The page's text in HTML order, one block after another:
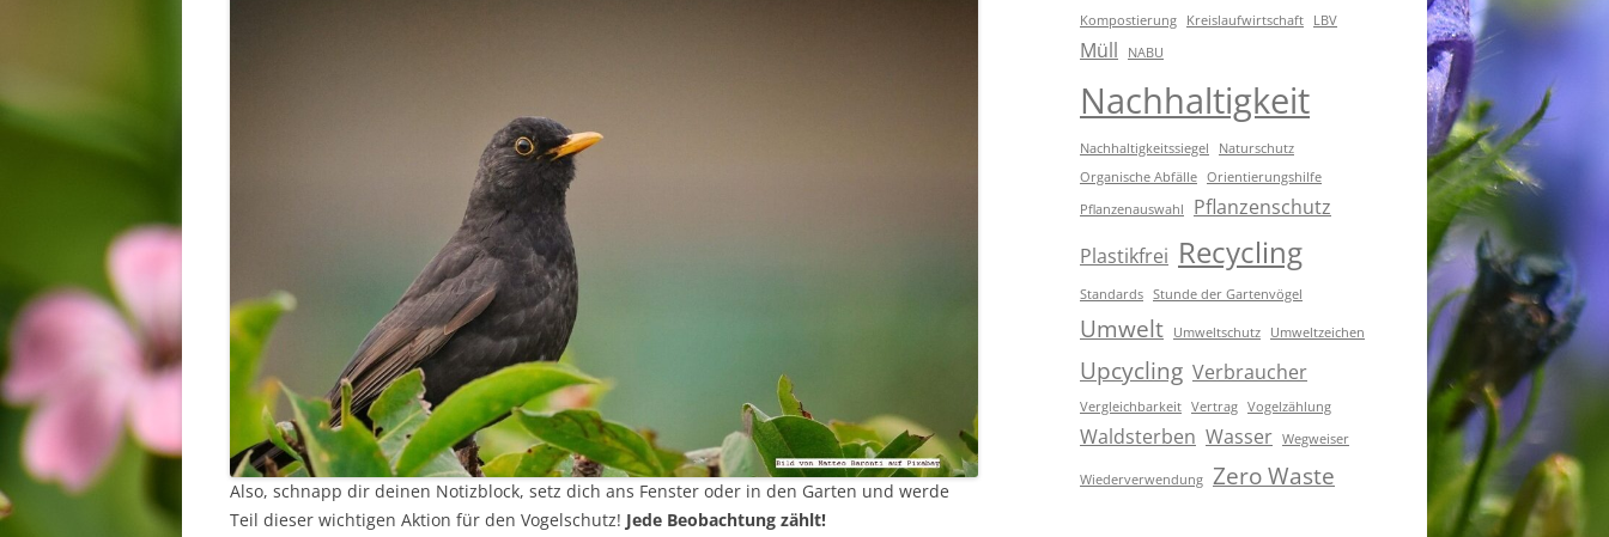
Also, schnapp dir deinen Notizblock, setz dich ans Fenster oder in den Garten und werde
Teil dieser wichtigen Aktion für den Vogelschutz! Jede Beobachtung zählt!
Kompostierung
Kreislaufwirtschaft LBV
Müll NABU
Nachhaltigkeit
Nachhaltigkeitssiegel
Naturschutz
Organische Abfälle Orientierungshilfe
Pflanzenauswahl
Pflanzenschutz
Plastikfrei Recycling
Standards Stunde der Gartenvögel
Umwelt Umweltschutz Umweltzeichen
Upcycling Verbraucher
Vergleichbarkeit Vertrag Vogelzählung
Waldsterben Wasser Wegweiser
Wiederverwendung Zero Waste